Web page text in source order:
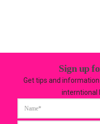
Sign up
Get tips and
interntional